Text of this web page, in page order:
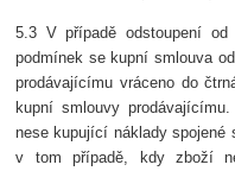
5.3 V případě odstoupení
podmínek se kupní smlouva
prodávajícímu vráceno do
kupní smlouvy
nese kupující náklady
v tom případě, kdy zboží